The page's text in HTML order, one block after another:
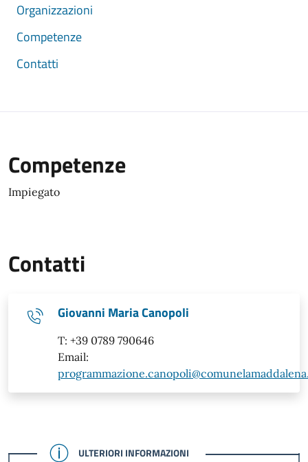
Organizzazioni
Competenze
Contatti
Competenze
Impiegato
Contatti
Giovanni Maria Canopoli
T: +39 0789 790646
Email:
CONFERMATO
ULTERIORI INFORMAZIONI